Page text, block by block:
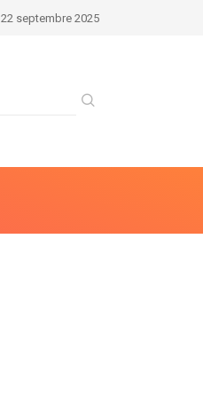
22 septembre 2025